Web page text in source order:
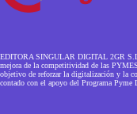
EDITORA SINGULAR DIGITAL 2GR
mejora de la competitividad de las
objetivo de reforzar la digitalización y la
contado con el apoyo del Programa Pyme